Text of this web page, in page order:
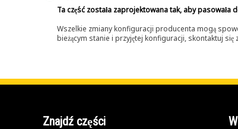
Ta część została zaprojektowana tak, aby
Wszelkie zmiany konfiguracji producenta mogą
bieżącym stanie i przyjętej konfiguracji, skontaktuj
Znajdź części